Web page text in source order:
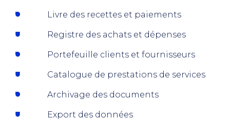
Livre des recettes et paiements
Registre des achats et dépenses
Portefeuille clients et fournisseurs
Catalogue de prestations de services
Archivage des documents
Export des données